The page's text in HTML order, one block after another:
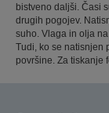
bistveno daljši. Časi
drugih pogojev.
suho. Vlaga in olja
Tudi, ko se natisnjen
površine. Za tiskanje